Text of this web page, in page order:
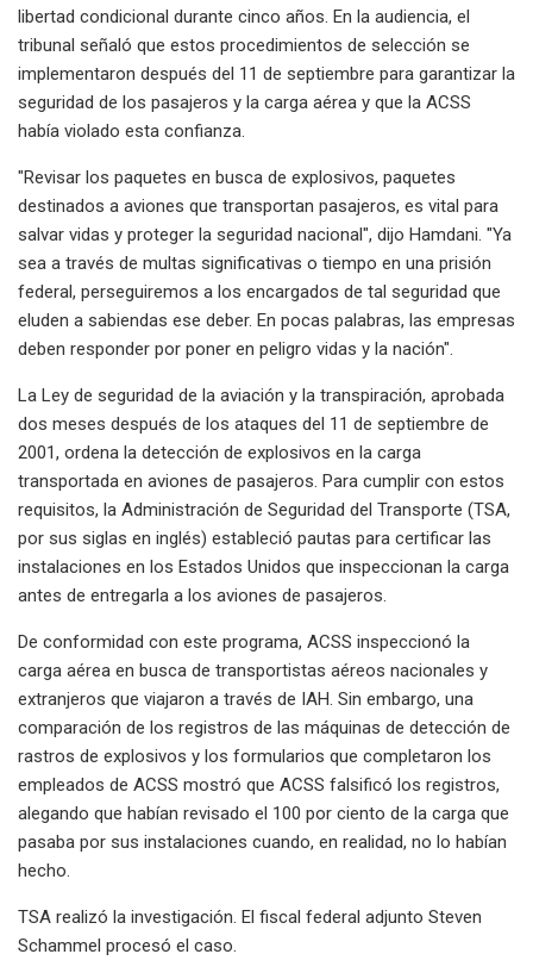
libertad condicional durante cinco años. En la audiencia, el
tribunal señaló que estos procedimientos de selección se
implementaron después del 11 de septiembre para garantizar la
seguridad de los pasajeros y la carga aérea y que la ACSS
había violado esta confianza.
"Revisar los paquetes en busca de explosivos, paquetes
destinados a aviones que transportan pasajeros, es vital para
salvar vidas y proteger la seguridad nacional", dijo Hamdani. "Ya
sea a través de multas significativas o tiempo en una prisión
federal, perseguiremos a los encargados de tal seguridad que
eluden a sabiendas ese deber. En pocas palabras, las empresas
deben responder por poner en peligro vidas y la nación".
La Ley de seguridad de la aviación y la transpiración, aprobada
dos meses después de los ataques del 11 de septiembre de
2001, ordena la detección de explosivos en la carga
transportada en aviones de pasajeros. Para cumplir con estos
requisitos, la Administración de Seguridad del Transporte (TSA,
por sus siglas en inglés) estableció pautas para certificar las
instalaciones en los Estados Unidos que inspeccionan la carga
antes de entregarla a los aviones de pasajeros.
De conformidad con este programa, ACSS inspeccionó la
carga aérea en busca de transportistas aéreos nacionales y
extranjeros que viajaron a través de IAH. Sin embargo, una
comparación de los registros de las máquinas de detección de
rastros de explosivos y los formularios que completaron los
empleados de ACSS mostró que ACSS falsificó los registros,
alegando que habían revisado el 100 por ciento de la carga que
pasaba por sus instalaciones cuando, en realidad, no lo habían
hecho.
TSA realizó la investigación. El fiscal federal adjunto Steven
Schammel procesó el caso.